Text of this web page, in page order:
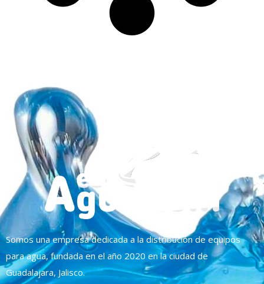
Somos una empresa dedicada a la distribución de equipos
para agua, fundada en el año 2020 en la ciudad de
Guadalajara, Jalisco.